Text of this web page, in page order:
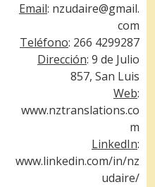
Email: nzudaire@gmail.
com
Teléfono: 266 4299287
Dirección: 9 de Julio
857, San Luis
Web:
www.nztranslations.co
m
LinkedIn:
www.linkedin.com/in/nz
udaire/